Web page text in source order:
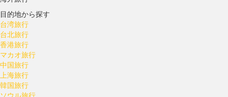
目的地から探す
台湾旅行
台北旅行
香港旅行
マカオ旅行
中国旅行
上海旅行
韓国旅行